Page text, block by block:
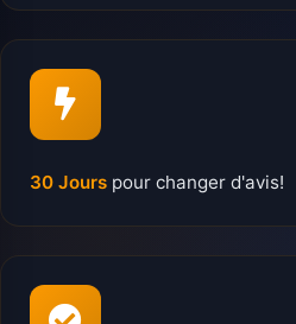
30 Jours pour changer d'avis!